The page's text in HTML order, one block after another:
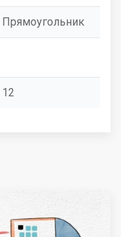
Прямоугольник
12